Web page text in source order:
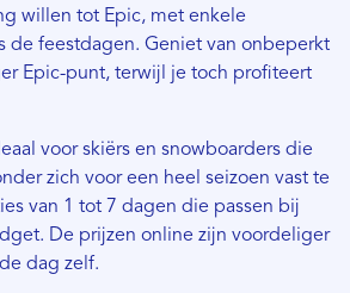
willen tot Epic, met enkele
de feestdagen. Geniet van onbeperkt
Epic-punt, terwijl je toch profiteert
voor skiërs en snowboarders die
zich voor een heel seizoen vast te
van 1 tot 7 dagen die passen bij
De prijzen online zijn voordeliger
dag zelf.